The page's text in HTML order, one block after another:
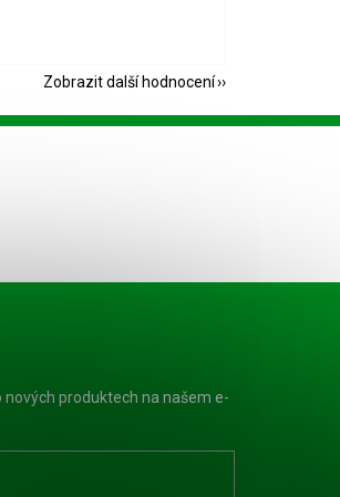
Zobrazit další hodnocení
produktech na našem e-